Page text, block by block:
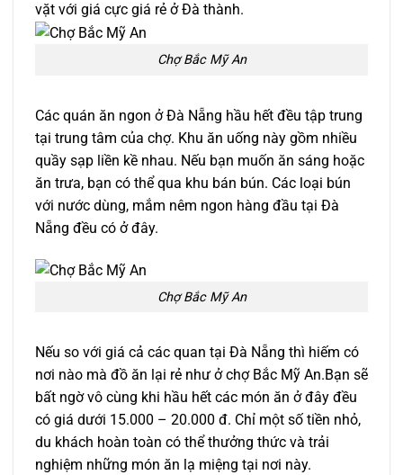
vặt với giá cực giá rẻ ở Đà thành.
Chợ Bắc Mỹ An
Các quán ăn ngon ở Đà Nẵng hầu hết đều tập trung
tại trung tâm của chợ. Khu ăn uống này gồm nhiều
quầy sạp liền kề nhau. Nếu bạn muốn ăn sáng hoặc
ăn trưa, bạn có thể qua khu bán bún. Các loại bún
với nước dùng, mắm nêm ngon hàng đầu tại Đà
Nẵng đều có ở đây.
Chợ Bắc Mỹ An
Nếu so với giá cả các quan tại Đà Nẵng thì hiếm có
nơi nào mà đồ ăn lại rẻ như ở chợ Bắc Mỹ An.Bạn sẽ
bất ngờ vô cùng khi hầu hết các món ăn ở đây đều
có giá dưới 15.000 – 20.000 đ. Chỉ một số tiền nhỏ,
du khách hoàn toàn có thể thưởng thức và trải
nghiệm những món ăn lạ miệng tại nơi này.